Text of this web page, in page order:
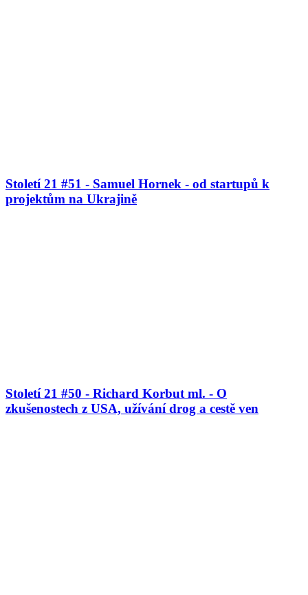
Století 21 #51 - Samuel Hornek - od startupů k
projektům na Ukrajině
Století 21 #50 - Richard Korbut ml. - O
zkušenostech z USA, užívání drog a cestě ven